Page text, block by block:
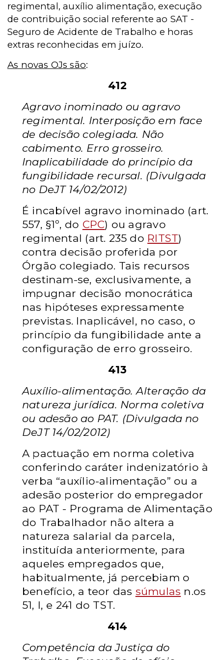
regimental, auxílio alimentação, execução
de contribuição social referente ao SAT -
Seguro de Acidente de Trabalho e horas
extras reconhecidas em juízo.
As novas OJs são:
412
Agravo inominado ou agravo
regimental. Interposição em face
de decisão colegiada. Não
cabimento. Erro grosseiro.
Inaplicabilidade do princípio da
fungibilidade recursal. (Divulgada
no DeJT 14/02/2012)
É incabível agravo inominado (art.
557, §1º, do CPC) ou agravo
regimental (art. 235 do RITST)
contra decisão proferida por
Órgão colegiado. Tais recursos
destinam-se, exclusivamente, a
impugnar decisão monocrática
nas hipóteses expressamente
previstas. Inaplicável, no caso, o
princípio da fungibilidade ante a
configuração de erro grosseiro.
413
Auxílio-alimentação. Alteração da
natureza jurídica. Norma coletiva
ou adesão ao PAT. (Divulgada no
DeJT 14/02/2012)
A pactuação em norma coletiva
conferindo caráter indenizatório à
verba “auxílio-alimentação” ou a
adesão posterior do empregador
ao PAT - Programa de Alimentação
do Trabalhador não altera a
natureza salarial da parcela,
instituída anteriormente, para
aqueles empregados que,
habitualmente, já percebiam o
benefício, a teor das súmulas n.os
51, I, e 241 do TST.
414
Competência da Justiça do